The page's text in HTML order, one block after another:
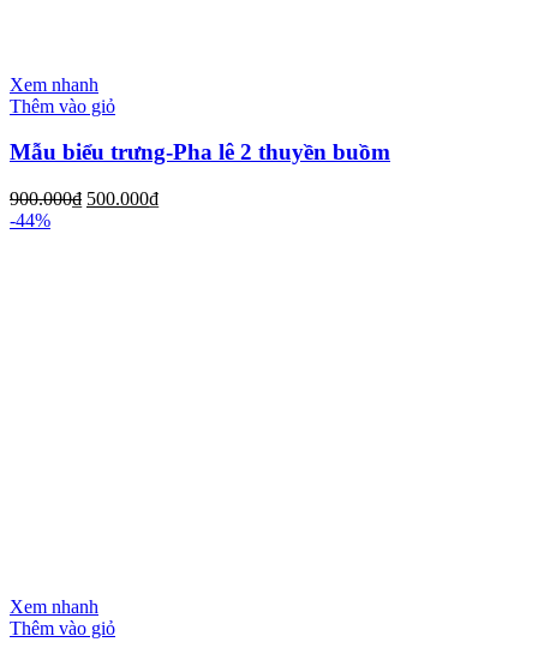
Xem nhanh
Thêm vào giỏ
Mẫu biểu trưng-Pha lê 2 thuyền buồm
900.000₫ 500.000₫
-44%
Xem nhanh
Thêm vào giỏ